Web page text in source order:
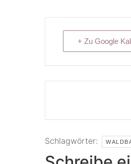
+ Zu Google
Schlagwörter: